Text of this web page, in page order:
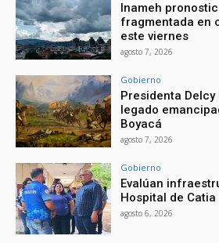
Inameh
fragmentada en
este viernes
agosto 7, 2026
Gobierno
Presidenta
legado
Boyacá
agosto 7, 2026
Gobierno
Evalúan
Hospital de Catia
agosto 6, 2026